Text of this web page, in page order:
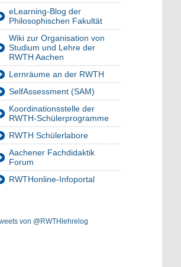
eLearning-Blog der
Philosophischen Fakultät
Wiki zur Organisation von
Studium und Lehre der
RWTH Aachen
Lernräume an der RWTH
SelfAssessment (SAM)
Koordinationsstelle der
RWTH-Schülerprogramme
RWTH Schülerlabore
Aachener Fachdidaktik
Forum
RWTHonline-Infoportal
von @RWTHlehrelog